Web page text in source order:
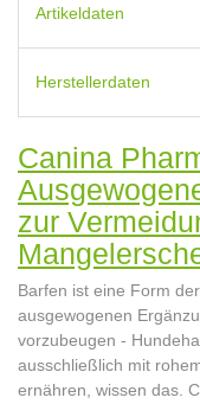
Artikeldaten
Herstellerdaten
Canina
zur
Barfen ist eine Form
ausgewogenen
vorzubeugen -
ausschließlich mit
ernähren, wissen das.